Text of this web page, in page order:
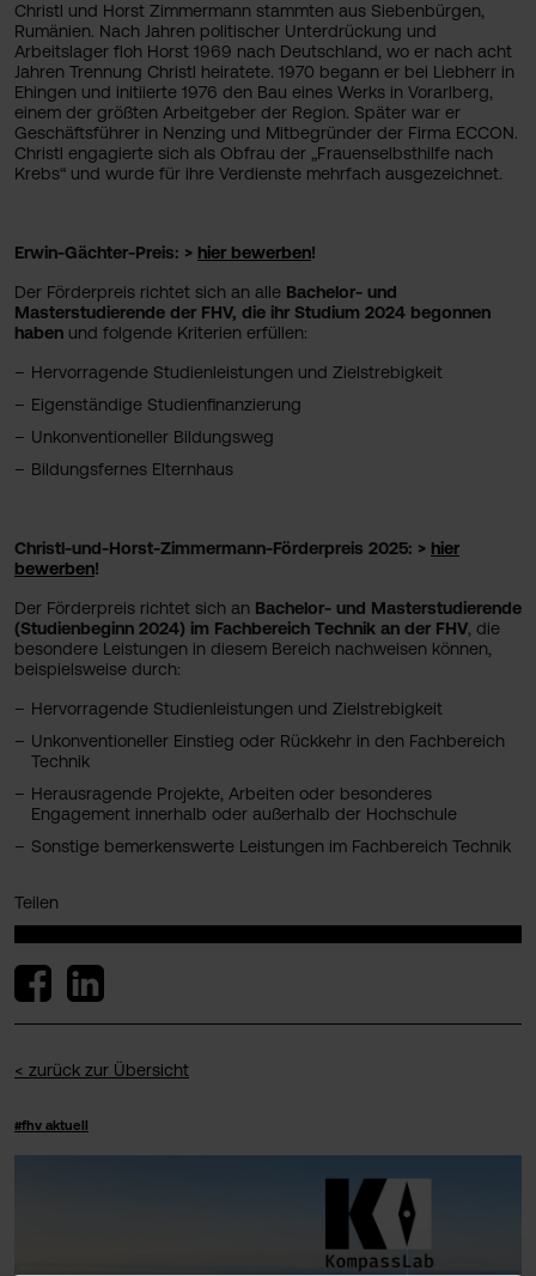
Christl und Horst Zimmermann stammten aus Siebenbürgen,
Rumänien. Nach Jahren politischer Unterdrückung und
Arbeitslager floh Horst 1969 nach Deutschland, wo er nach acht
Jahren Trennung Christl heiratete. 1970 begann er bei Liebherr in
Ehingen und initiierte 1976 den Bau eines Werks in Vorarlberg,
einem der größten Arbeitgeber der Region. Später war er
Geschäftsführer in Nenzing und Mitbegründer der Firma ECCON.
Christl engagierte sich als Obfrau der „Frauenselbsthilfe nach
Krebs“ und wurde für ihre Verdienste mehrfach ausgezeichnet.
Erwin-Gächter-Preis: > hier bewerben!
Der Förderpreis richtet sich an alle Bachelor- und
Masterstudierende der FHV, die ihr Studium 2024 begonnen
haben und folgende Kriterien erfüllen:
Hervorragende Studienleistungen und Zielstrebigkeit
Eigenständige Studienfinanzierung
Unkonventioneller Bildungsweg
Bildungsfernes Elternhaus
Christl-und-Horst-Zimmermann-Förderpreis 2025: > hier
bewerben!
Der Förderpreis richtet sich an Bachelor- und Masterstudierende
(Studienbeginn 2024) im Fachbereich Technik an der FHV, die
besondere Leistungen in diesem Bereich nachweisen können,
beispielsweise durch:
Hervorragende Studienleistungen und Zielstrebigkeit
Unkonventioneller Einstieg oder Rückkehr in den Fachbereich
Technik
Herausragende Projekte, Arbeiten oder besonderes
Engagement innerhalb oder außerhalb der Hochschule
Sonstige bemerkenswerte Leistungen im Fachbereich Technik
Teilen
< zurück zur Übersicht
#fhv aktuell